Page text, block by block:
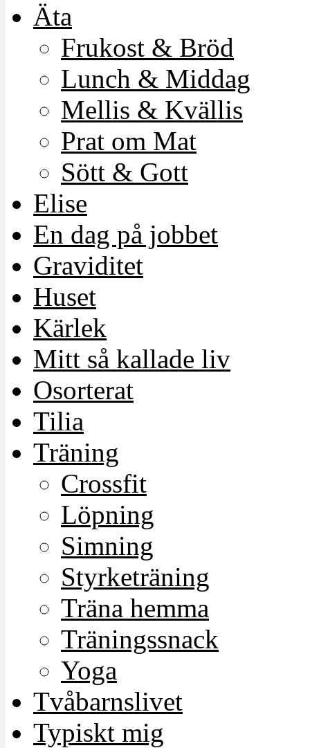
Äta
Frukost & Bröd
Lunch & Middag
Mellis & Kvällis
Prat om Mat
Sött & Gott
Elise
En dag på jobbet
Graviditet
Huset
Kärlek
Mitt så kallade liv
Osorterat
Tilia
Träning
Crossfit
Löpning
Simning
Styrketräning
Träna hemma
Träningssnack
Yoga
Tvåbarnslivet
Typiskt mig